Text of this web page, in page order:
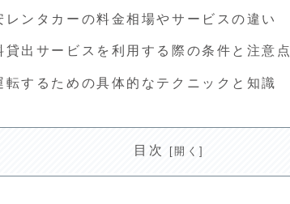
ンタカーの料金相場やサービスの違い
貸出サービスを利用する際の条件と注意点
するための具体的なテクニックと知識
目次